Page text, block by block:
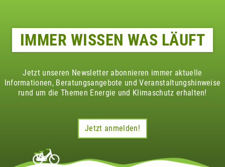
IMMER WISSEN WAS LÄUFT
Jetzt unseren Newsletter abonnieren immer aktuelle
Informationen, Beratungsangebote und Veranstaltungshinweise
rund um die Themen Energie und Klimaschutz erhalten!
Jetzt anmelden!